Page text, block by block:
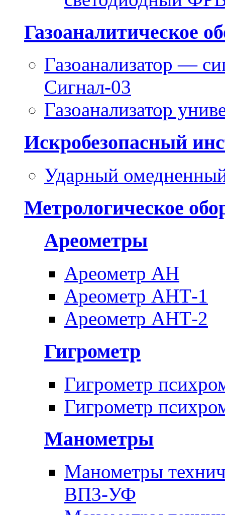
Газоаналитическое
Газоанализатор —
Сигнал-03
Газоанализатор
Искробезопасный
Ударный
Метрологическое
Ареометры
Ареометр АН
Ареометр АНТ-1
Ареометр АНТ-2
Гигрометр
Гигрометр
Гигрометр
Манометры
Манометры
ВП3-УФ